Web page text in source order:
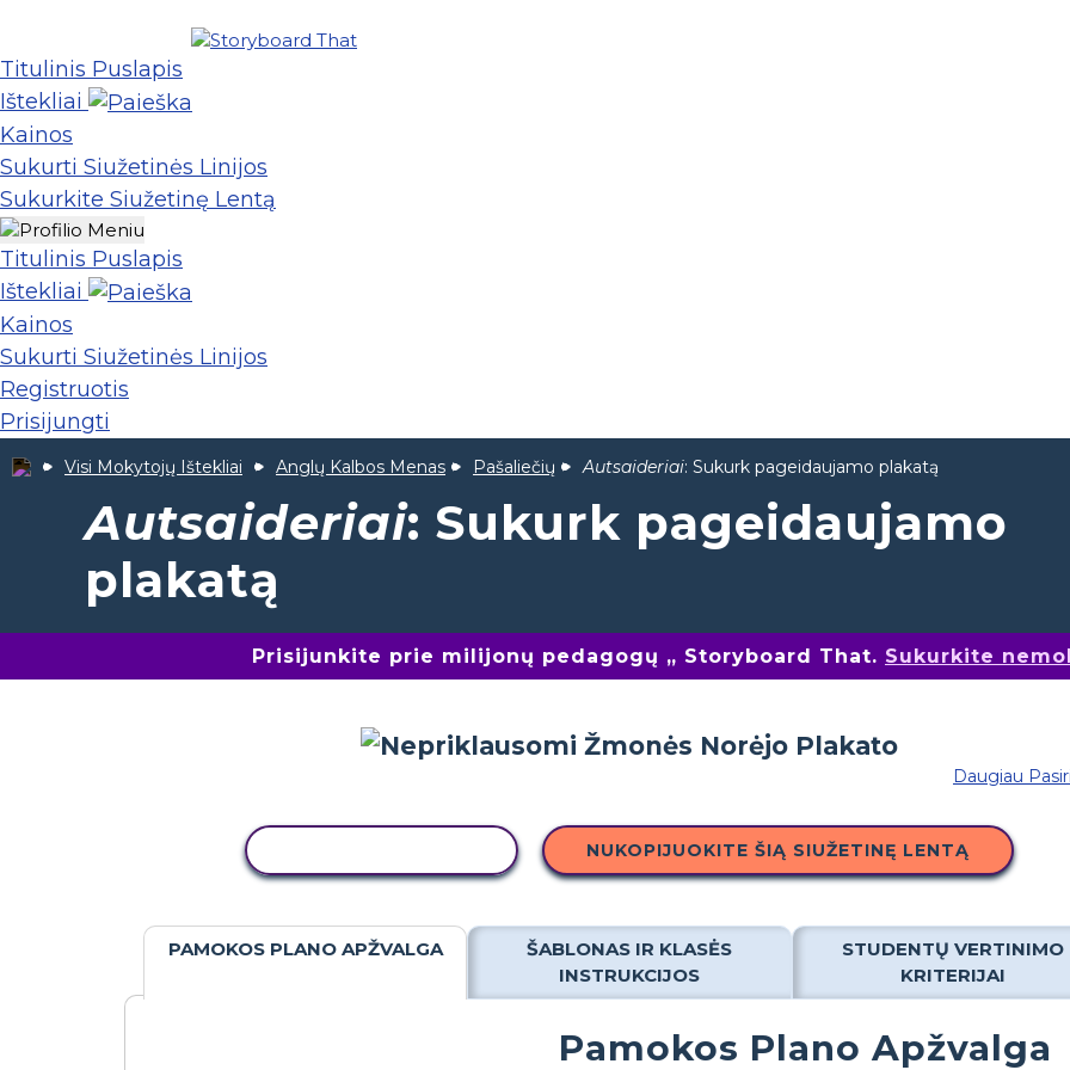
Titulinis Puslapis
Ištekliai
Kainos
Sukurti Siužetinės Linijos
Sukurkite Siužetinę Lentą
Titulinis Puslapis
Ištekliai
Kainos
Sukurti Siužetinės Linijos
Registruotis
Prisijungti
Visi Mokytojų Ištekliai Anglų Kalbos Menas Pašaliečių Autsaideriai: Sukurk pageidaujamo plakatą
Autsaideriai: Sukurk pageidaujamo
plakatą
Prisijunkite prie milijonų pedagogų „ Storyboard That. Sukurkite
Daugiau
NUKOPIJUOKITE ŠIĄ SIUŽETINĘ LENTĄ
PAMOKOS PLANO APŽVALGA
ŠABLONAS IR KLASĖS
INSTRUKCIJOS
STUDENTŲ VERTINIMO
KRITERIJAI
Pamokos Plano Apžvalga